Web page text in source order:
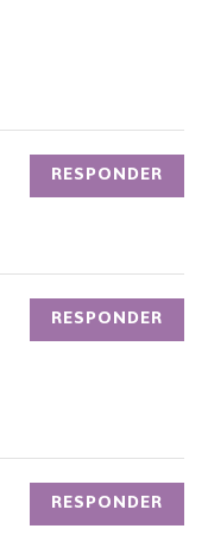
RESPONDER
RESPONDER
RESPONDER